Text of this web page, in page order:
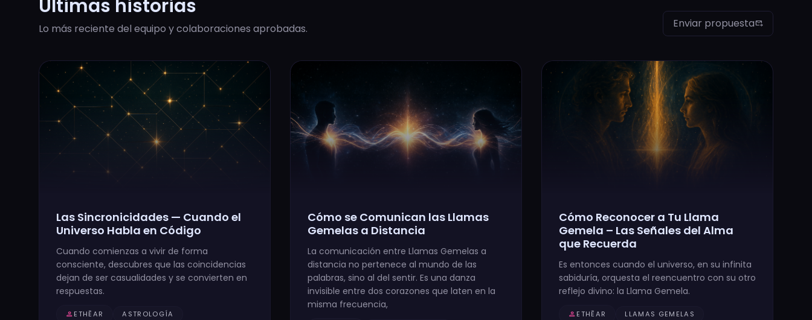
Últimas historias
Lo más reciente del equipo y colaboraciones aprobadas. Enviar propuestaoutgoing_mail
Las Sincronicidades — Cuando el
Universo Habla en Código
Cuando comienzas a vivir de forma
consciente, descubres que las coincidencias
dejan de ser casualidades y se convierten en
respuestas.
personETHĒAR
ASTROLOGÍA
Cómo se Comunican las Llamas
Gemelas a Distancia
La comunicación entre Llamas Gemelas a
distancia no pertenece al mundo de las
palabras, sino al del sentir. Es una danza
invisible entre dos corazones que laten en la
misma frecuencia,
Cómo Reconocer a Tu Llama
Gemela – Las Señales del Alma
que Recuerda
Es entonces cuando el universo, en su infinita
sabiduría, orquesta el reencuentro con su otro
reflejo divino: la Llama Gemela.
personETHĒAR
LLAMAS GEMELAS